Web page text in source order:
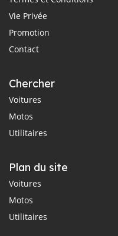
Vie Privée
Promotion
Contact
Chercher
Voitures
Motos
Utilitaires
Plan du site
Voitures
Motos
Utilitaires